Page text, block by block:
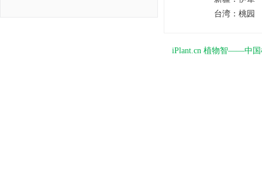
台湾： 桃园
iPlant.cn 植物智——中国